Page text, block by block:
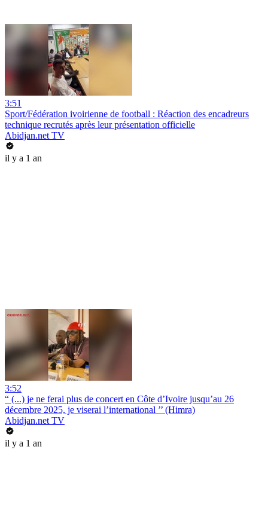
3:51
Sport/Fédération ivoirienne de football : Réaction des encadreurs
technique recrutés après leur présentation officielle
Abidjan.net TV
il y a 1 an
3:52
“ (...) je ne ferai plus de concert en Côte d’Ivoire jusqu’au 26
décembre 2025, je viserai l’international ’’ (Himra)
Abidjan.net TV
il y a 1 an